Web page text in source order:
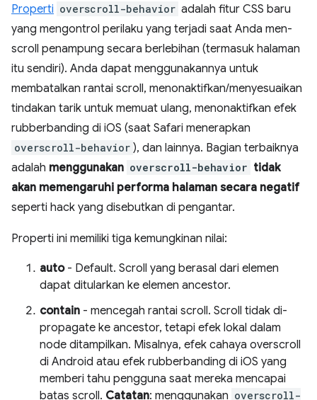
Properti overscroll-behavior adalah fitur CSS baru
yang mengontrol perilaku yang terjadi saat Anda men-
scroll penampung secara berlebihan (termasuk halaman
itu sendiri). Anda dapat menggunakannya untuk
membatalkan rantai scroll, menonaktifkan/menyesuaikan
tindakan tarik untuk memuat ulang, menonaktifkan efek
rubberbanding di iOS (saat Safari menerapkan
overscroll-behavior ), dan lainnya. Bagian terbaiknya
adalah menggunakan overscroll-behavior tidak
akan memengaruhi performa halaman secara negatif
seperti hack yang disebutkan di pengantar.
Properti ini memiliki tiga kemungkinan nilai:
auto- Default. Scroll yang berasal dari elemen
dapat ditularkan ke elemen ancestor.
contain - mencegah rantai scroll. Scroll tidak di-
propagate ke ancestor, tetapi efek lokal dalam
node ditampilkan. Misalnya, efek cahaya overscroll
di Android atau efek rubberbanding di iOS yang
memberi tahu pengguna saat mereka mencapai
batas scroll. Catatan: menggunakan overscroll-